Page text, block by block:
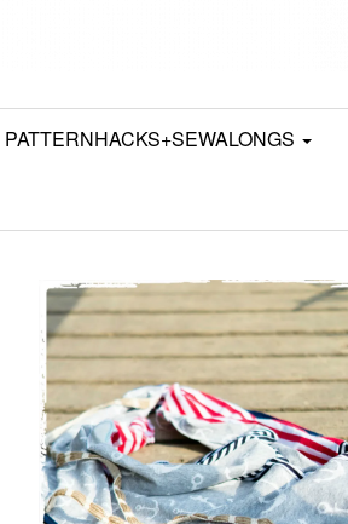
PATTERNHACKS+SEWALONGS